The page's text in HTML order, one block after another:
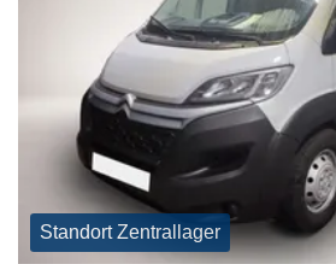
Standort Zentrallager